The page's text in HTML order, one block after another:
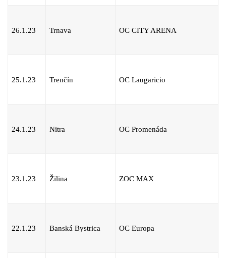
26.1.23 Trnava OC CITY ARENA
25.1.23 Trenčín OC Laugaricio
24.1.23 Nitra OC Promenáda
23.1.23 Žilina ZOC MAX
22.1.23 Banská Bystrica OC Europa